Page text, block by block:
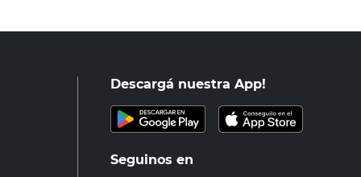
Descargá nuestra App!
Seguinos en